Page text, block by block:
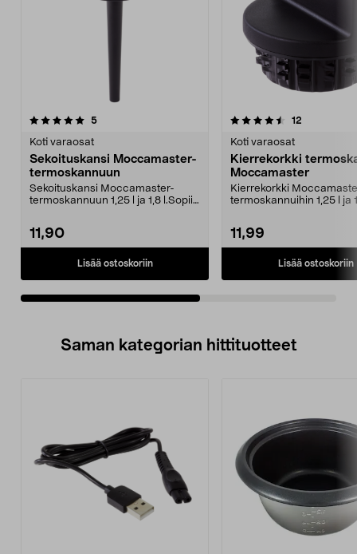
5arvostelut
Koti varaosat
Sekoituskansi Moccamaster-
termoskannuun
Sekoituskansi Moccamaster-
termoskannuun 1,25 l ja 1,8 l.Sopii
11,90
Lisää ostoskoriin
4.5viidestä
12
Koti varaosat
Kierrekorkki
Moccamaster
Kierrekorkki
termoskannuihin 1,25 l ja
11,99
Lisää ostoskoriin
4.5viidestä
Saman kategorian hittituotteet